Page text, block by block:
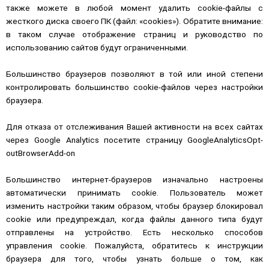
также можете в любой момент удалить cookie-файлы с
жесткого диска своего ПК (файл: «cookies»). Обратите внимание:
в таком случае отображение страниц и руководство по
использованию сайтов будут ограниченными.
Большинство браузеров позволяют в той или иной степени
контролировать большинство cookie-файлов через настройки
браузера.
Для отказа от отслеживания Вашей активности на всех сайтах
через Google Analytics посетите страницу GoogleAnalyticsOpt-
outBrowserAdd-on
Большинство интернет-браузеров изначально настроены
автоматически принимать cookie. Пользователь может
изменить настройки таким образом, чтобы браузер блокировал
cookie или предупреждал, когда файлы данного типа будут
отправлены на устройство. Есть несколько способов
управления cookie. Пожалуйста, обратитесь к инструкции
браузера для того, чтобы узнать больше о том, как